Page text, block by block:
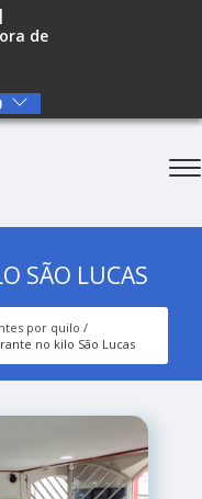
de
SÃO LUCAS
por quilo
no kilo São Lucas